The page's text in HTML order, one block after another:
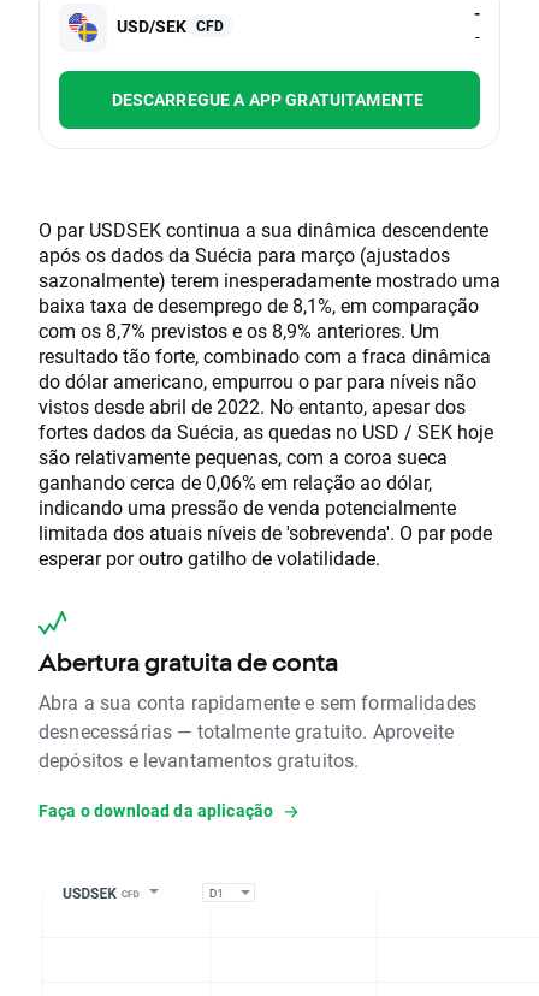
USD/SEK CFD
-
-
DESCARREGUE A APP GRATUITAMENTE
O par USDSEK continua a sua dinâmica descendente
após os dados da Suécia para março (ajustados
sazonalmente) terem inesperadamente mostrado uma
baixa taxa de desemprego de 8,1%, em comparação
com os 8,7% previstos e os 8,9% anteriores. Um
resultado tão forte, combinado com a fraca dinâmica
do dólar americano, empurrou o par para níveis não
vistos desde abril de 2022. No entanto, apesar dos
fortes dados da Suécia, as quedas no USD / SEK hoje
são relativamente pequenas, com a coroa sueca
ganhando cerca de 0,06% em relação ao dólar,
indicando uma pressão de venda potencialmente
limitada dos atuais níveis de 'sobrevenda'. O par pode
esperar por outro gatilho de volatilidade.
Abertura gratuita de conta
Abra a sua conta rapidamente e sem formalidades
desnecessárias — totalmente gratuito. Aproveite
depósitos e levantamentos gratuitos.
Faça o download da aplicação